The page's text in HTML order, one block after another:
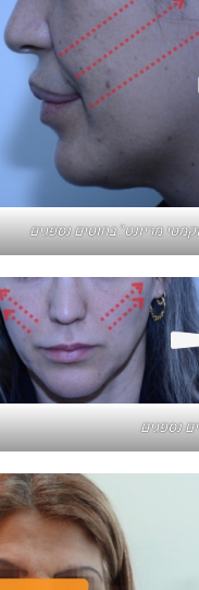
מריונט" בחוטים נספגים
נספגים